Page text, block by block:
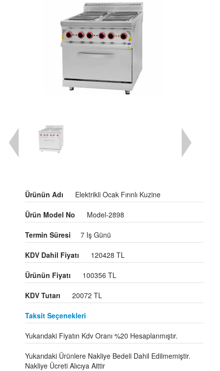
Ürünün Adı Elektrikli Ocak Fırınlı Kuzine
Ürün Model No Model-2898
Termin Süresi 7 Iş Günü
KDV Dahil Fiyatı 120428 TL
Ürünün Fiyatı 100356 TL
KDV Tutarı 20072 TL
Taksit Seçenekleri
Yukarıdaki Fiyatın Kdv Oranı %20 Hesaplanmıştır.
Yukarıdaki Ürünlere Nakliye Bedeli Dahil Edilmemiştir.
Nakliye Ücreti Alıcıya Aittir